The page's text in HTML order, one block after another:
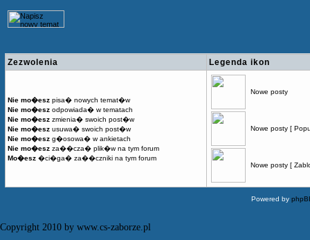
Zezwolenia Legenda ikon
Nie mo�esz pisa� nowych temat�w
Nie mo�esz odpowiada� w tematach
Nie mo�esz zmienia� swoich post�w
Nie mo�esz usuwa� swoich post�w
Nie mo�esz g�osowa� w ankietach
Nie mo�esz za��cza� plik�w na tym forum
Mo�esz �ci�ga� za��czniki na tym forum
Nowe posty
Nowe posty [
Nowe posty [
Powered by
Copyright 2010 by www.cs-zaborze.pl